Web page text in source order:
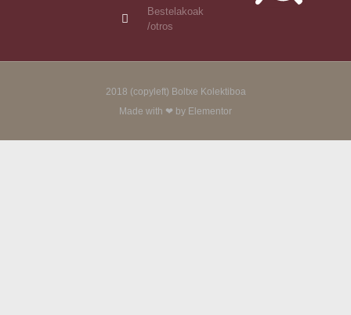
Bestelakoak
/otros
2018 (copyleft) Boltxe Kolektiboa
Made with ❤ by Elementor